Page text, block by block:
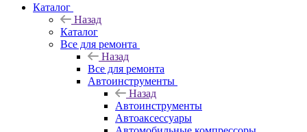
Каталог
Назад
Каталог
Все для ремонта
Назад
Все для ремонта
Автоинструменты
Назад
Автоинструменты
Автоаксессуары